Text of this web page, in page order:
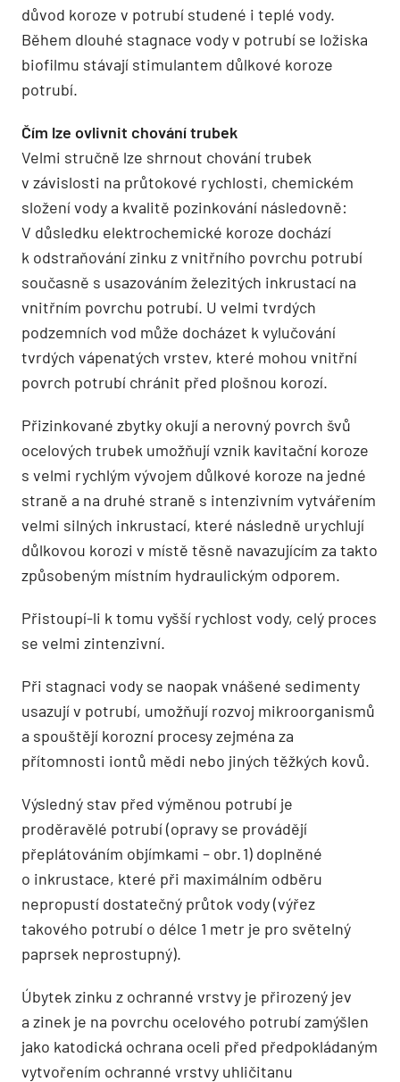
důvod koroze v potrubí studené i teplé vody.
Během dlouhé stagnace vody v potrubí se ložiska
biofilmu stávají stimulantem důlkové koroze
potrubí.
Čím lze ovlivnit chování trubek
Velmi stručně lze shrnout chování trubek
v závislosti na průtokové rychlosti, chemickém
složení vody a kvalitě pozinkování následovně:
V důsledku elektrochemické koroze dochází
k odstraňování zinku z vnitřního povrchu potrubí
současně s usazováním železitých inkrustací na
vnitřním povrchu potrubí. U velmi tvrdých
podzemních vod může docházet k vylučování
tvrdých vápenatých vrstev, které mohou vnitřní
povrch potrubí chránit před plošnou korozí.
Přizinkované zbytky okují a nerovný povrch švů
ocelových trubek umožňují vznik kavitační koroze
s velmi rychlým vývojem důlkové koroze na jedné
straně a na druhé straně s intenzivním vytvářením
velmi silných inkrustací, které následně urychlují
důlkovou korozi v místě těsně navazujícím za takto
způsobeným místním hydraulickým odporem.
Přistoupí-li k tomu vyšší rychlost vody, celý proces
se velmi zintenzivní.
Při stagnaci vody se naopak vnášené sedimenty
usazují v potrubí, umožňují rozvoj mikroorganismů
a spouštějí korozní procesy zejména za
přítomnosti iontů mědi nebo jiných těžkých kovů.
Výsledný stav před výměnou potrubí je
proděravělé potrubí (opravy se provádějí
přeplátováním objímkami – obr. 1) doplněné
o inkrustace, které při maximálním odběru
nepropustí dostatečný průtok vody (výřez
takového potrubí o délce 1 metr je pro světelný
paprsek neprostupný).
Úbytek zinku z ochranné vrstvy je přirozený jev
a zinek je na povrchu ocelového potrubí zamýšlen
jako katodická ochrana oceli před předpokládaným
vytvořením ochranné vrstvy uhličitanu